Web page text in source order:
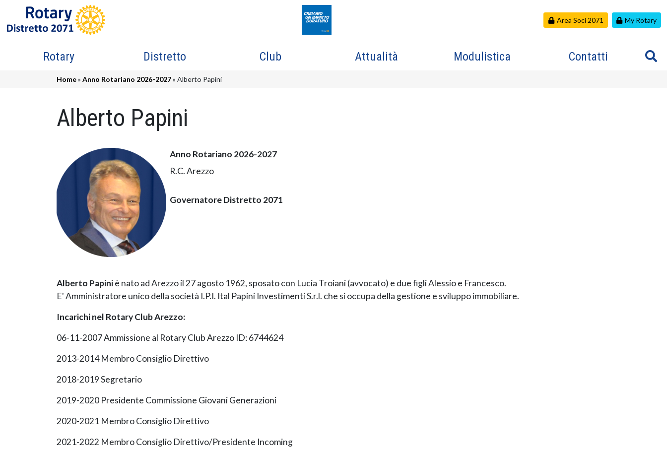
Salta al contenuto principale
Area Soci 2071 My Rotary
Navigazione principale
Rotary Distretto Club Attualità Modulistica Contatti
Briciole di pane
Home Anno Rotariano 2026-2027 Alberto Papini
Alberto Papini
Anno Rotariano 2026-2027
R.C. Arezzo
Governatore Distretto 2071
Alberto Papiniè nato ad Arezzo il 27 agosto 1962, sposato con Lucia Troiani (avvocato) e due figli Alessio e Francesco.
E'Amministratore unico della società I.P.I. Ital Papini Investimenti S.r.l. che si occupa della gestione e sviluppo immobiliare.
Incarichi nel Rotary Club Arezzo:
06-11-2007 Ammissione al Rotary Club Arezzo ID: 6744624
2013-2014 Membro Consiglio Direttivo
2018-2019 Segretario
2019-2020 Presidente Commissione Giovani Generazioni
2020-2021 Membro Consiglio Direttivo
2021-2022 Membro Consiglio Direttivo/Presidente Incoming